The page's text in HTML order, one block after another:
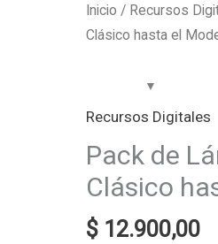
Inicio / Recursos
Clásico hasta el
Recursos Digitales
Pack de
Clásico
$12.900,00